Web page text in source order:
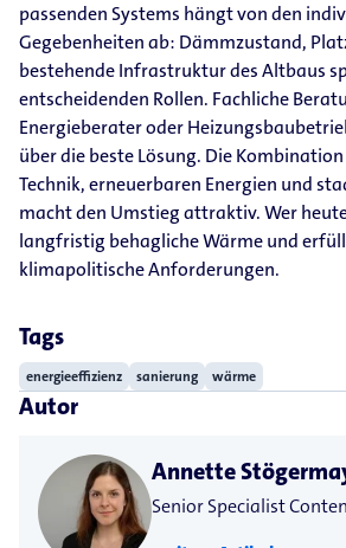
passenden Systems hängt von den
Gegebenheiten ab: Dämmzustand,
bestehende Infrastruktur des Altbaus
entscheidenden Rollen. Fachliche
Energieberater oder
über die beste Lösung. Die
Technik, erneuerbaren Energien und
macht den Umstieg attraktiv. Wer
langfristig behagliche Wärme und
klimapolitische Anforderungen.
Tags
energieeffizienz sanierung wärme
Autor
Annette
Senior Specialist